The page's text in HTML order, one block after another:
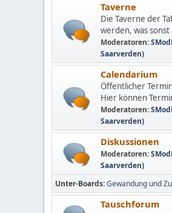
Taverne
Die Taverne der
werden, was
Moderatoren:
Saarverden)
Calendarium
Öffentlicher
Hier können
Moderatoren:
Saarverden)
Diskussionen
Moderatoren:
Saarverden)
Unter-Boards Gewandung und
Tauschforum